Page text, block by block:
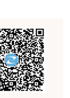
，老师讲解通
题卷压中的知
将近70%的小
给力，值得推